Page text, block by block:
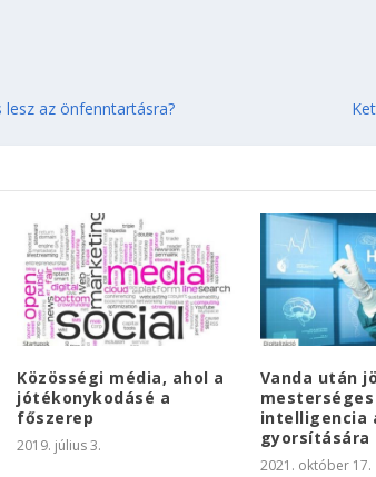
lesz az önfenntartásra?
Közösségi média, ahol a
jótékonykodásé a
főszerep
2019. július 3.
Vanda után
mesterséges
intelligencia
gyorsítására
2021. október 17.